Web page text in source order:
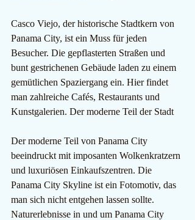
Casco Viejo, der historische Stadtkern von
Panama City, ist ein Muss für jeden
Besucher. Die gepflasterten Straßen und
bunt gestrichenen Gebäude laden zu einem
gemütlichen Spaziergang ein. Hier findet
man zahlreiche Cafés, Restaurants und
Kunstgalerien. Der moderne Teil der Stadt
Der moderne Teil von Panama City
beeindruckt mit imposanten Wolkenkratzern
und luxuriösen Einkaufszentren. Die
Panama City Skyline ist ein Fotomotiv, das
man sich nicht entgehen lassen sollte.
Naturerlebnisse in und um Panama City